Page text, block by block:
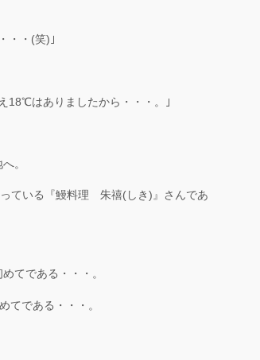
・・(笑)｣
18℃はありましたから・・・。｣
。
ている『鰻料理 朱禧(しき)』さんであ
てである・・・。
てである・・・。